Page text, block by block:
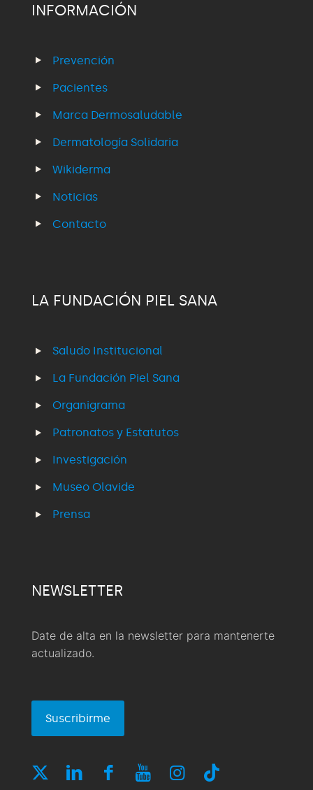
INFORMACIÓN
Prevención
Pacientes
Marca Dermosaludable
Dermatología Solidaria
Wikiderma
Noticias
Contacto
LA FUNDACIÓN PIEL SANA
Saludo Institucional
La Fundación Piel Sana
Organigrama
Patronatos y Estatutos
Investigación
Museo Olavide
Prensa
NEWSLETTER
Date de alta en la newsletter para mantenerte
actualizado.
Suscribirme